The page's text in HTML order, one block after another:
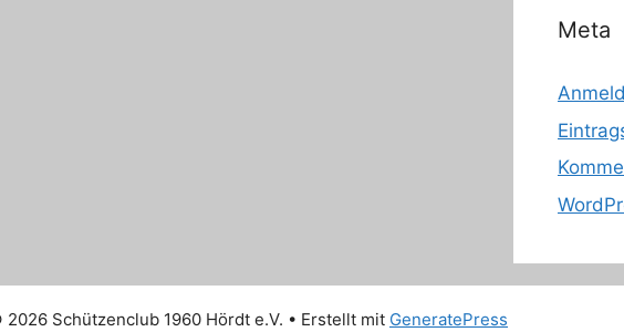
Meta
Schützenclub 1960 Hördt e.V. • Erstellt mit GeneratePress